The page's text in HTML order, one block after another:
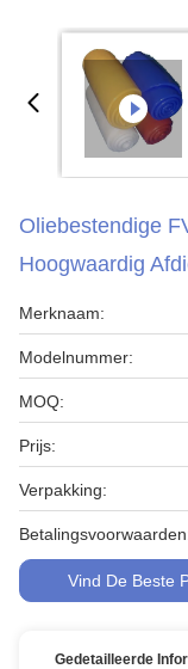
Oliebestendige
Hoogwaardig
Merknaam:
Modelnummer:
MOQ:
Prijs:
Verpakking:
Vind De Beste
Gedetailleerde